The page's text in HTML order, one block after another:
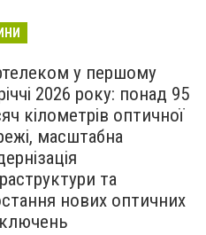
у першому
2026 року: понад 95
кілометрів оптичної
масштабна
та
нових оптичних